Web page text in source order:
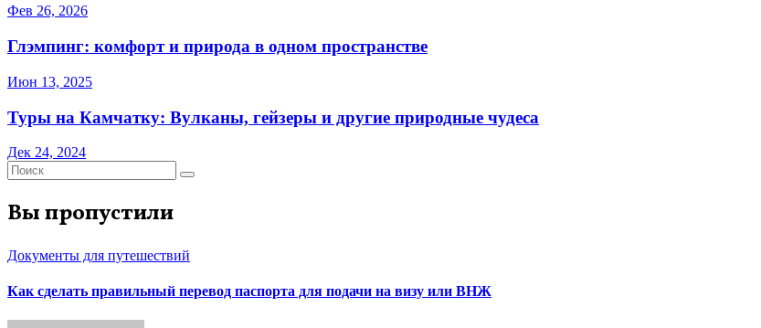
Фев 26, 2026
Глэмпинг: комфорт и природа в одном пространстве
Июн 13, 2025
Туры на Камчатку: Вулканы, гейзеры и другие природные чудеса
Дек 24, 2024
Вы пропустили
Документы для путешествий
Как сделать правильный перевод паспорта для подачи на визу или ВНЖ